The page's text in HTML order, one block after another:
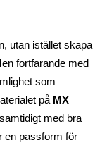
utan istället skapa
fortfarande med
som
på MX
med bra
en passform för